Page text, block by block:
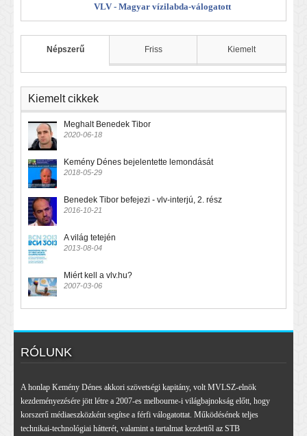
VLV - Magyar vízilabda-válogatott
Népszerű Friss Kiemelt
Kiemelt cikkek
Meghalt Benedek Tibor
2020-06-18
Kemény Dénes bejelentette lemondását
2018-05-29
Benedek Tibor befejezi - vlv-interjú, 2. rész
2016-10-21
A világ tetején
2013-08-04
Miért kell a vlv.hu?
2007-03-06
RÓLUNK
A honlap Kemény Dénes akkori szövetségi kapitány, volt MVLSZ-elnök
kezdeményezésére jött létre a 2007-es melbourne-i világbajnokság előtt, hogy
korszerű médiaeszközként segítse a férfi válogatottat. Működésének teljes
technikai-technológiai hátterét, valamint a tartalmat kezdettől az STB